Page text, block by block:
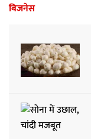
बिजनेस